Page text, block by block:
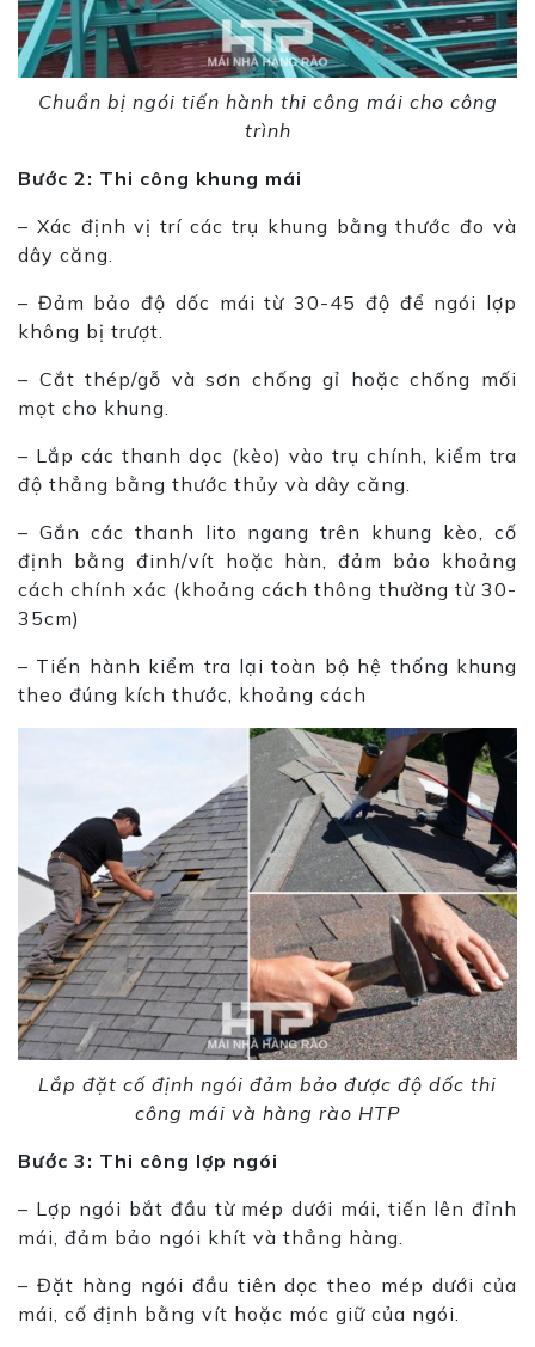
Chuẩn bị ngói tiến hành thi công mái cho công
trình
Bước 2: Thi công khung mái
– Xác định vị trí các trụ khung bằng thước đo và
dây căng.
– Đảm bảo độ dốc mái từ 30-45 độ để ngói lợp
không bị trượt.
– Cắt thép/gỗ và sơn chống gỉ hoặc chống mối
mọt cho khung.
– Lắp các thanh dọc (kèo) vào trụ chính, kiểm tra
độ thẳng bằng thước thủy và dây căng.
– Gắn các thanh lito ngang trên khung kèo, cố
định bằng đinh/vít hoặc hàn, đảm bảo khoảng
cách chính xác (khoảng cách thông thường từ 30-
35cm)
– Tiến hành kiểm tra lại toàn bộ hệ thống khung
theo đúng kích thước, khoảng cách
Lắp đặt cố định ngói đảm bảo được độ dốc thi
công mái và hàng rào HTP
Bước 3: Thi công lợp ngói
– Lợp ngói bắt đầu từ mép dưới mái, tiến lên đỉnh
mái, đảm bảo ngói khít và thẳng hàng.
– Đặt hàng ngói đầu tiên dọc theo mép dưới của
mái, cố định bằng vít hoặc móc giữ của ngói.